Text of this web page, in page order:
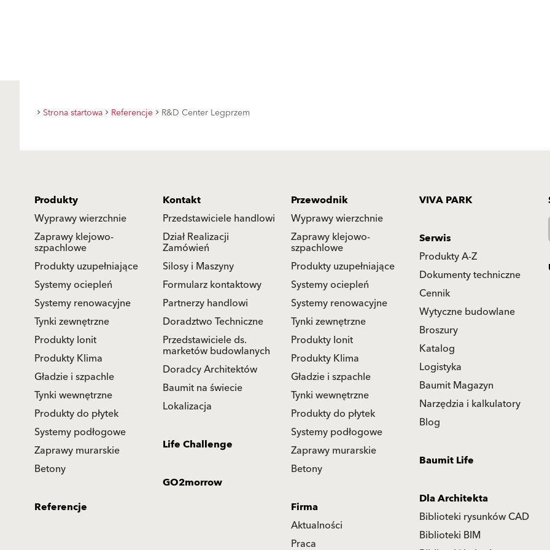
Strona startowa Referencje R&D Center Legprzem
Produkty
Wyprawy wierzchnie
Zaprawy klejowo-
szpachlowe
Produkty uzupełniające
Systemy ociepleń
Systemy renowacyjne
Tynki zewnętrzne
Produkty Ionit
Produkty Klima
Gładzie i szpachle
Tynki wewnętrzne
Produkty do płytek
Systemy podłogowe
Zaprawy murarskie
Betony
Kontakt
Przedstawiciele handlowi
Dział Realizacji
Zamówień
Silosy i Maszyny
Formularz kontaktowy
Partnerzy handlowi
Doradztwo Techniczne
Przedstawiciele ds.
marketów budowlanych
Doradcy Architektów
Baumit na świecie
Lokalizacja
Przewodnik
Wyprawy wierzchnie
Zaprawy klejowo-
szpachlowe
Produkty uzupełniające
Systemy ociepleń
Systemy renowacyjne
Tynki zewnętrzne
Produkty Ionit
Produkty Klima
Gładzie i szpachle
Tynki wewnętrzne
Produkty do płytek
Systemy podłogowe
Zaprawy murarskie
Betony
VIVA PARK
Serwis
Produkty A-Z
Dokumenty techniczne
Cennik
Wytyczne budowlane
Broszury
Katalog
Logistyka
Baumit Magazyn
Narzędzia i kalkulatory
Blog
Life Challenge
Baumit Life
GO2morrow
Dla Architekta
Biblioteki rysunków CAD
Biblioteki BIM
Referencje
Firma
Aktualności
Praca